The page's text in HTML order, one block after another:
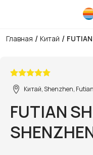
Главная / Китай /
Китай, Shenzhen,
FUTIAN